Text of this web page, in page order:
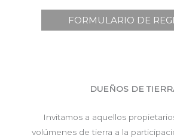
FORMULARIO DE
DUEÑOS DE
Invitamos a aquellos
volúmenes de tierra a la